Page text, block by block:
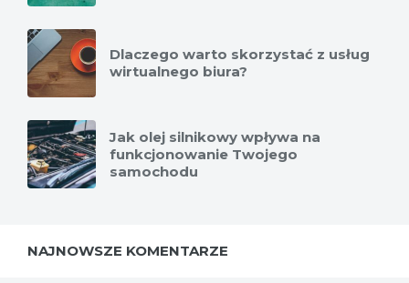
Dlaczego warto skorzystać z usług
wirtualnego biura?
Jak olej silnikowy wpływa na
funkcjonowanie Twojego
samochodu
NAJNOWSZE KOMENTARZE